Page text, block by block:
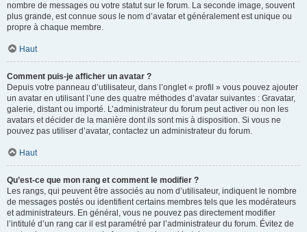
nombre de messages ou votre statut sur le forum. La seconde image, souvent
plus grande, est connue sous le nom d’avatar et généralement est unique ou
propre à chaque membre.
Haut
Comment puis-je afficher un avatar ?
Depuis votre panneau d’utilisateur, dans l’onglet « profil » vous pouvez ajouter
un avatar en utilisant l’une des quatre méthodes d’avatar suivantes : Gravatar,
galerie, distant ou importé. L’administrateur du forum peut activer ou non les
avatars et décider de la manière dont ils sont mis à disposition. Si vous ne
pouvez pas utiliser d’avatar, contactez un administrateur du forum.
Haut
Qu’est-ce que mon rang et comment le modifier ?
Les rangs, qui peuvent être associés au nom d’utilisateur, indiquent le nombre
de messages postés ou identifient certains membres tels que les modérateurs
et administrateurs. En général, vous ne pouvez pas directement modifier
l’intitulé d’un rang car il est paramétré par l’administrateur du forum. Évitez de